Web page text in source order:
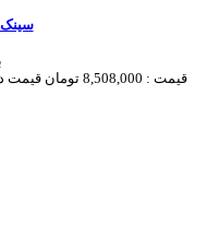
سینک
قیمت : 8,508,000 تومان قیمت